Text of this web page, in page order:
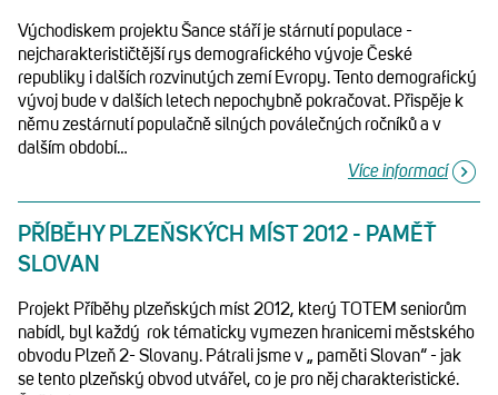
Východiskem projektu Šance stáří je stárnutí populace -
nejcharakterističtější rys demografického vývoje České
republiky i dalších rozvinutých zemí Evropy. Tento demografický
vývoj bude v dalších letech nepochybně pokračovat. Přispěje k
němu zestárnutí populačně silných poválečných ročníků a v
dalším období…
Více informací
PŘÍBĚHY PLZEŇSKÝCH MÍST 2012 - PAMĚŤ
SLOVAN
Projekt Příběhy plzeňských míst 2012, který TOTEM seniorům
nabídl, byl každý rok tématicky vymezen hranicemi městského
obvodu Plzeň 2- Slovany. Pátrali jsme v „ paměti Slovan“ - jak
se tento plzeňský obvod utvářel, co je pro něj charakteristické.